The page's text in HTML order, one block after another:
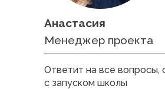
Анастасия
Менеджер проекта
Ответит на все вопросы,
с запуском школы